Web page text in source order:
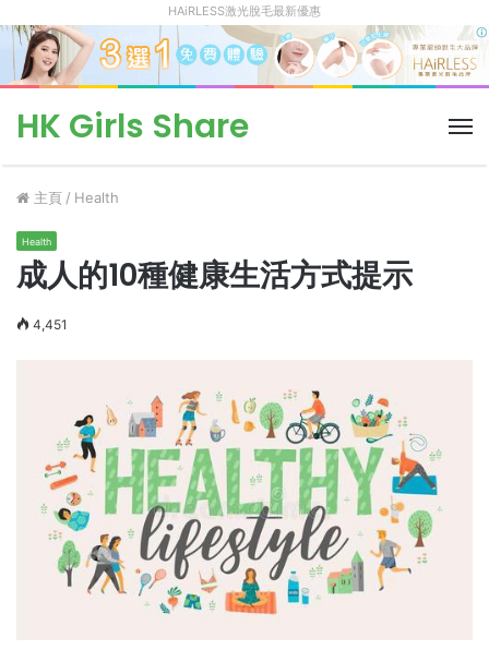
HAiRLESS激光脫毛最新優惠
菜
HK Girls Share
主頁 / Health
Health
成人的10種健康生活方式提示
4,451